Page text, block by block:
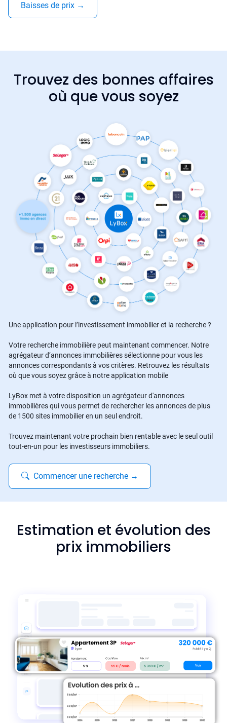
Baisses de prix →
Trouvez des bonnes affaires
où que vous soyez
Une application pour l’investissement immobilier et la recherche ?
Votre recherche immobilière peut maintenant commencer. Notre
agrégateur d’annonces immobilières sélectionne pour vous les
annonces correspondants à vos critères. Retrouvez les résultats
où que vous soyez grâce à notre application mobile
LyBox met à votre disposition un agrégateur d'annonces
immobilières qui vous permet de rechercher les annonces de plus
de 1500 sites immobilier en un seul endroit.
Trouvez maintenant votre prochain bien rentable avec le seul outil
tout-en-un pour les investisseurs immobiliers.
Commencer une recherche →
Estimation et évolution des
prix immobiliers